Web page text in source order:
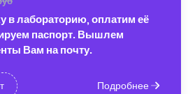
в лабораторию, оплатим её
паспорт. Вышлем
Вам на почту.
Подробнее